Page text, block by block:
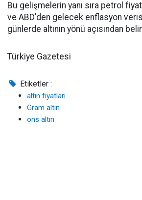
Bu gelişmelerin yanı sıra petrol
ve ABD'den gelecek enflasyon
günlerde altının yönü açısından
Türkiye Gazetesi
Etiketler :
altın fiyatları
Gram altın
ons altın